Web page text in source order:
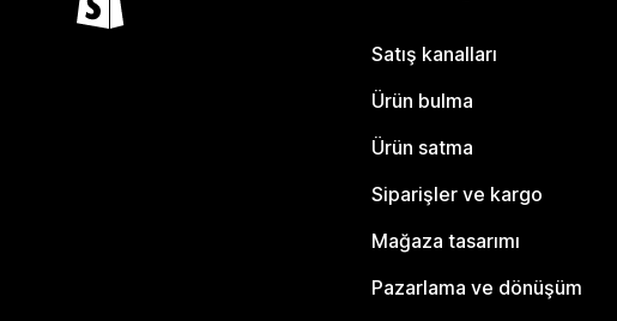
Satış kanalları
Ürün bulma
Ürün satma
Siparişler ve kargo
Mağaza tasarımı
Pazarlama ve dönüşüm